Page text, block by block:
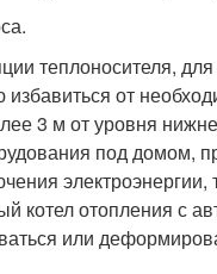
теплоносителя,
от
3 м от уровня
под домом,
электроэнергии,
котел отопления с
или